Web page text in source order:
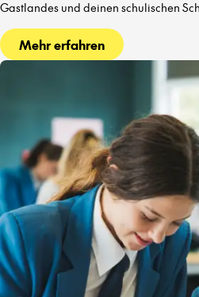
Gastlandes und deinen schulischen
Mehr erfahren